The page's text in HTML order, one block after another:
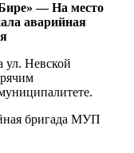
—На место
аварийная
Невской
бригада МУП